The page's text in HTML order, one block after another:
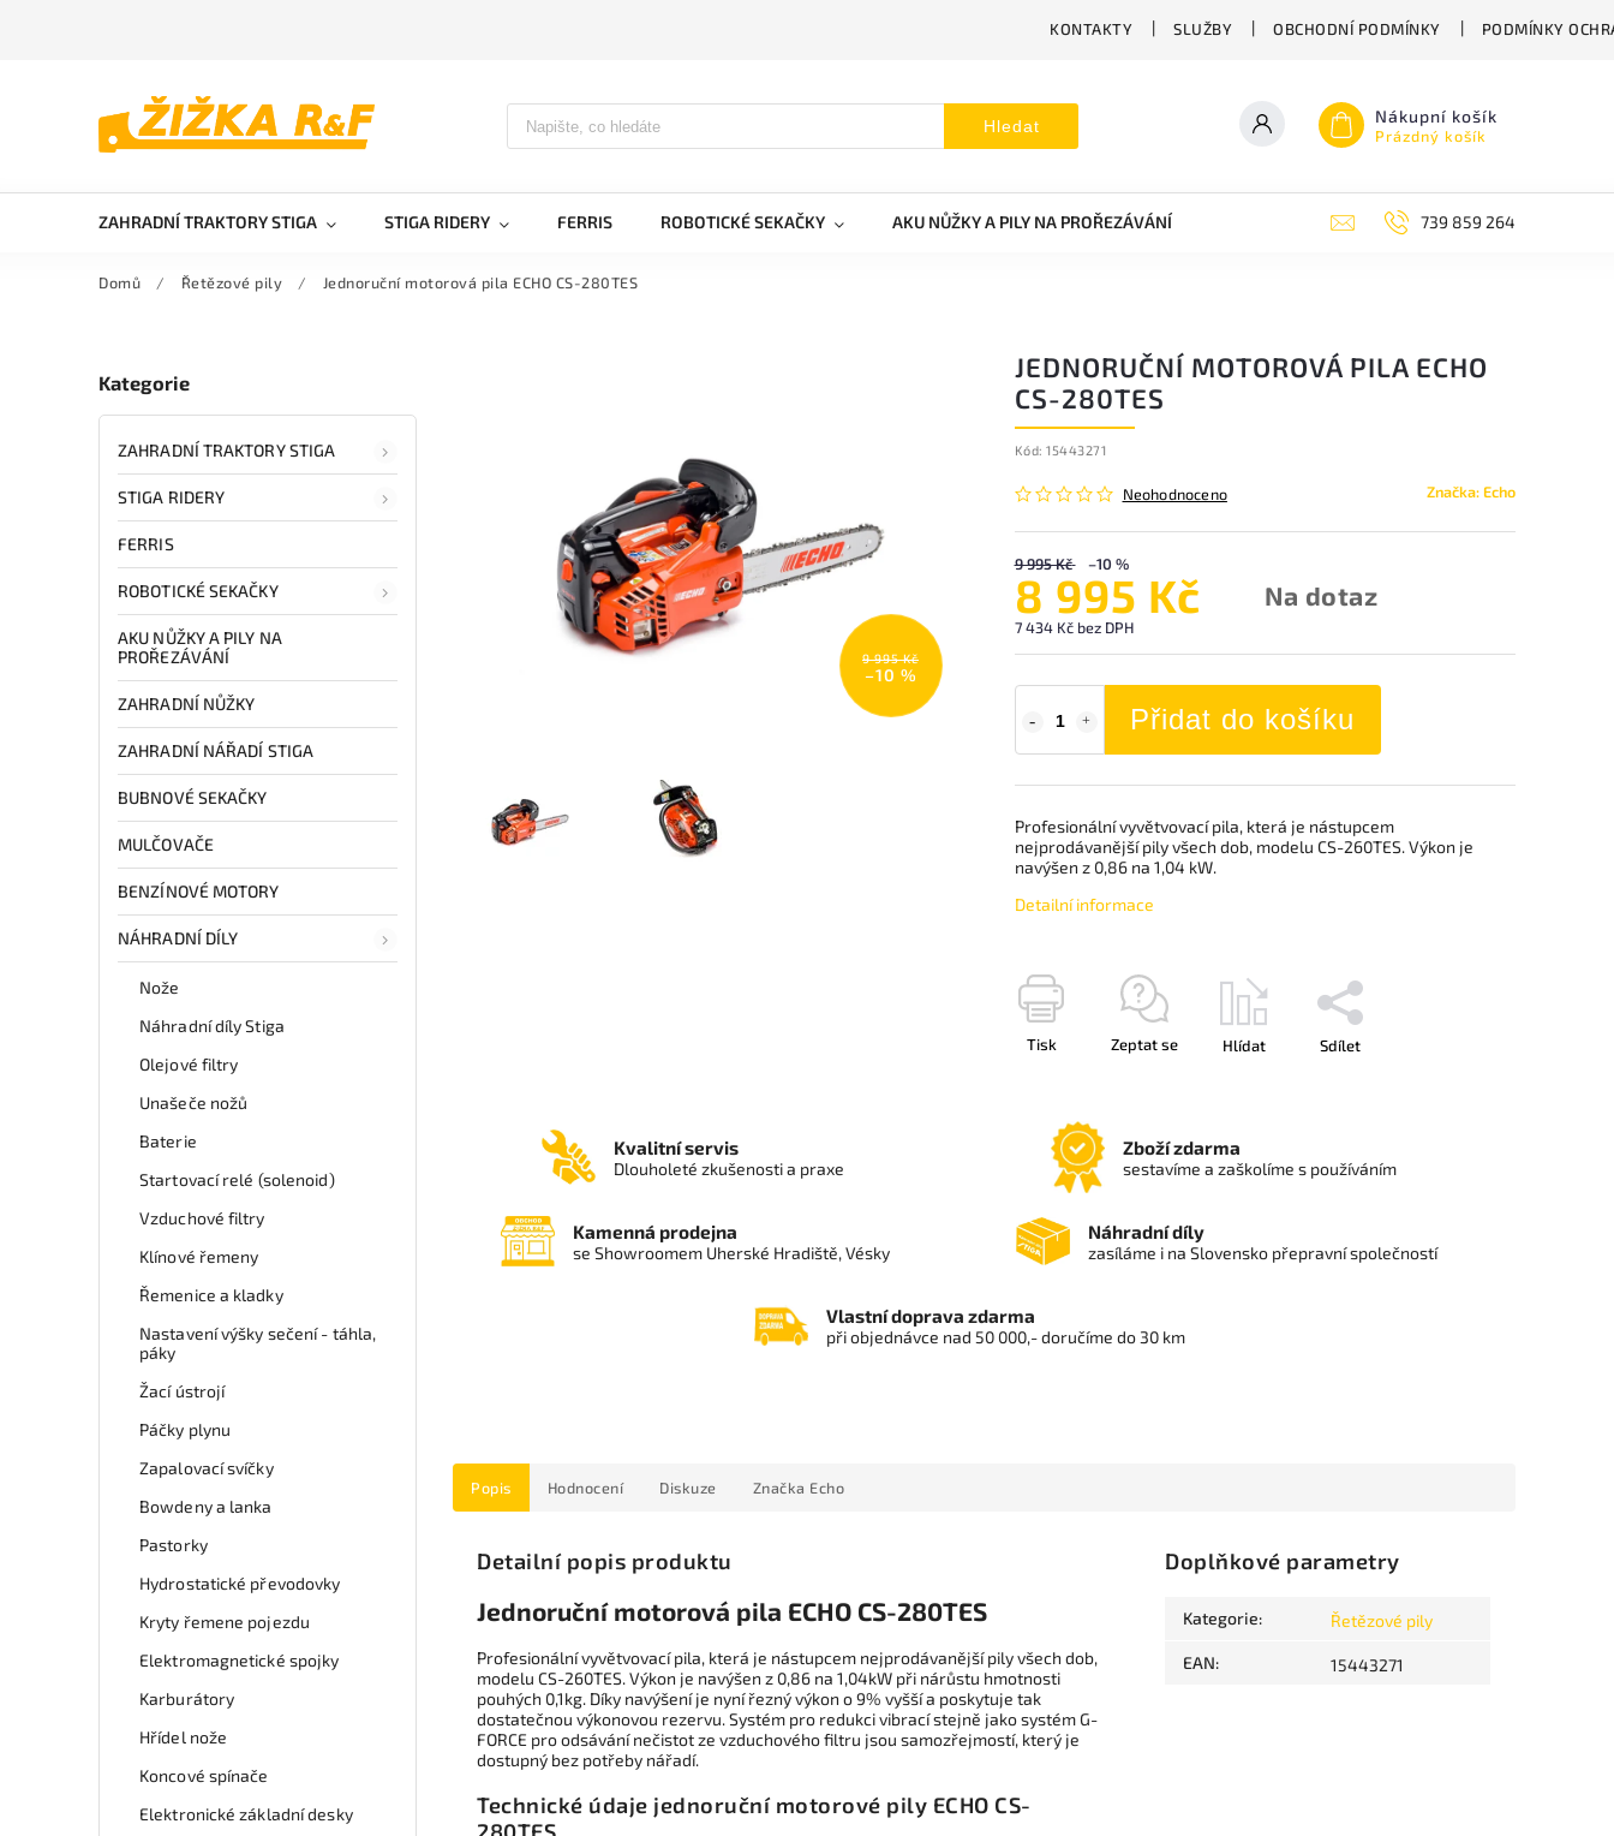
KONTAKTY SLUŽBY OBCHODNÍ PODMÍNKY PODMÍNKY
Hledat Nákupní košík
Prázdný košík
ZAHRADNÍ TRAKTORY STIGA STIGA RIDERY FERRIS ROBOTICKÉ SEKAČKY AKU NŮŽKY A PILY NA PROŘEZÁVÁNÍ ZAHRADNÍ NŮŽKY ZAHRADNÍ NÁŘADÍ STIGA
739 859 264
Domů / Řetězové pily / Jednoruční motorová pila ECHO CS-280TES
Kategorie
ZAHRADNÍ TRAKTORY STIGA
STIGA RIDERY
FERRIS
ROBOTICKÉ SEKAČKY
AKU NŮŽKY A PILY NA
PROŘEZÁVÁNÍ
ZAHRADNÍ NŮŽKY
ZAHRADNÍ NÁŘADÍ STIGA
BUBNOVÉ SEKAČKY
MULČOVAČE
BENZÍNOVÉ MOTORY
NÁHRADNÍ DÍLY
Nože
Náhradní díly Stiga
Olejové filtry
Unašeče nožů
Baterie
Startovací relé (solenoid)
Vzduchové filtry
Klínové řemeny
Řemenice a kladky
Nastavení výšky sečení - táhla,
páky
Žací ústrojí
Páčky plynu
Zapalovací svíčky
Bowdeny a lanka
Pastorky
Hydrostatické převodovky
Kryty řemene pojezdu
Elektromagnetické spojky
Karburátory
Hřídel nože
Koncové spínače
Elektronické základní desky
9 995 Kč
–10 %
JEDNORUČNÍ MOTOROVÁ PILA ECHO
CS-280TES
Kód: 15443271
Neohodnoceno Značka:Echo
9 995 Kč –10 %
8 995 Kč
7 434 Kč bez DPH
Na dotaz
Přidat do košíku
Profesionální vyvětvovací pila, která je nástupcem
nejprodávanější pily všech dob, modelu CS-260TES. Výkon je
navýšen z 0,86 na 1,04 kW.
Detailní informace
Tisk Zeptat se Hlídat Sdílet
Kvalitní servis
Dlouholeté zkušenosti a praxe
Zboží zdarma
sestavíme a zaškolíme s používáním
Kamenná prodejna
se Showroomem Uherské Hradiště, Vésky
Náhradní díly
zasíláme i na Slovensko přepravní společností
Vlastní doprava zdarma
při objednávce nad 50 000,- doručíme do 30 km
Popis Hodnocení Diskuze Značka Echo
Detailní popis produktu
Jednoruční motorová pila ECHO CS-280TES
Profesionální vyvětvovací pila, která je nástupcem nejprodávanější pily všech dob,
modelu CS-260TES. Výkon je navýšen z 0,86 na 1,04kW při nárůstu hmotnosti
pouhých 0,1kg. Díky navýšení je nyní řezný výkon o 9% vyšší a poskytuje tak
dostatečnou výkonovou rezervu. Systém pro redukci vibrací stejně jako systém G-
FORCE pro odsávání nečistot ze vzduchového filtru jsou samozřejmostí, který je
dostupný bez potřeby nářadí.
Technické údaje jednoruční motorové pily ECHO CS-
Doplňkové parametry
Kategorie: Řetězové pily
EAN: 15443271